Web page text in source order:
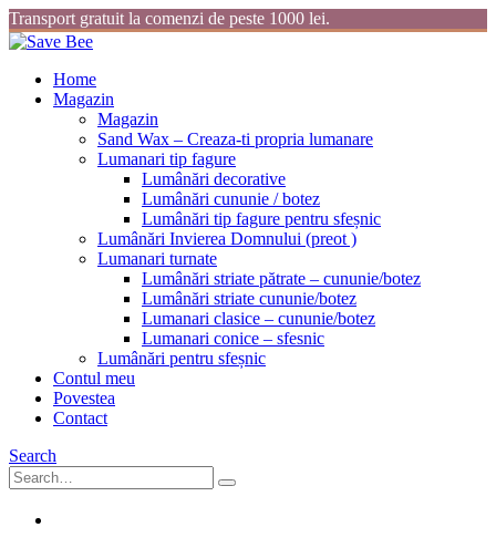
Transport gratuit la comenzi de peste 1000 lei.
Home
Magazin
Magazin
Sand Wax – Creaza-ti propria lumanare
Lumanari tip fagure
Lumânări decorative
Lumânări cununie / botez
Lumânări tip fagure pentru sfeșnic
Lumânări Invierea Domnului (preot )
Lumanari turnate
Lumânări striate pătrate – cununie/botez
Lumânări striate cununie/botez
Lumanari clasice – cununie/botez
Lumanari conice – sfesnic
Lumânări pentru sfeșnic
Contul meu
Povestea
Contact
Search